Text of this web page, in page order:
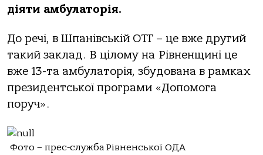
діяти амбулаторія.
До речі, в Шпанівській ОТГ – це вже другий
такий заклад. В цілому на Рівненщині це
вже 13-та амбулаторія, збудована в рамках
президентської програми «Допомога
поруч».
Фото – прес-служба Рівненської ОДА